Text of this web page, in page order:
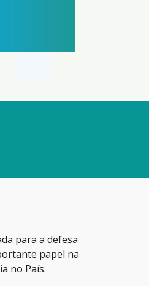
para a defesa
papel na
no País.